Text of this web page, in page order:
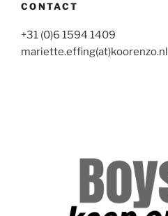
CONTACT
+31 (0)6 1594 1409
mariette.effing(at)koorenzo.nl